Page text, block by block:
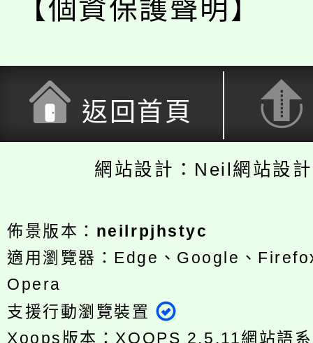
【個資保護聲明】
返回首頁
網站設計：Neil網站設
佈景版本： neilrpjhstyc
適用瀏覽器：Edge、Google、
Opera
支援行動瀏覽裝置
Xoops版本：XOOPS 2.5.11網站語